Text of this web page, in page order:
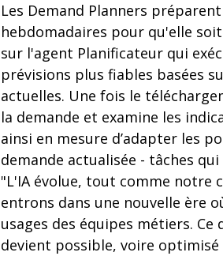
Les Demand Planners
hebdomadaires pour qu'elle
sur l'agent Planificateur qui
prévisions plus fiables basées
actuelles. Une fois le
la demande et examine les
ainsi en mesure d’adapter les
demande actualisée - tâches
"L'IA évolue, tout comme notre
entrons dans une nouvelle ère
usages des équipes métiers.
devient possible, voire optimisé